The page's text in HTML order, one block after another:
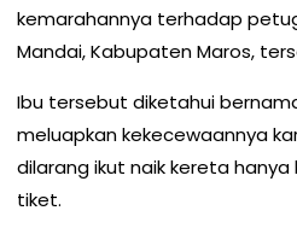
kemarahannya terhadap
Mandai, Kabupaten Maros,
Ibu tersebut diketahui
meluapkan kekecewaannya
dilarang ikut naik kereta
tiket.